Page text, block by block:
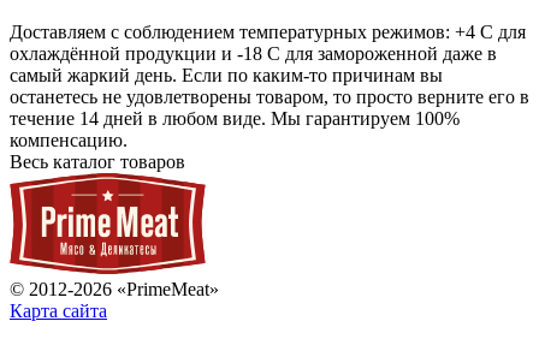
Доставляем с соблюдением температурных режимов: +4 С для
охлаждённой продукции и -18 С для замороженной даже в
самый жаркий день. Если по каким-то причинам вы
останетесь не удовлетворены товаром, то просто верните его в
течение 14 дней в любом виде. Мы гарантируем 100%
компенсацию.
Весь каталог товаров
© 2012-2026 «PrimeMeat»
Карта сайта